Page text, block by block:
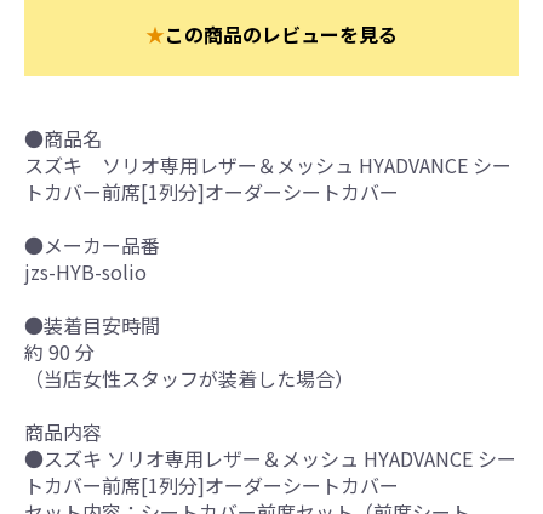
★この商品のレビューを見る
●商品名
スズキ ソリオ専用レザー＆メッシュ HYADVANCE シー
トカバー前席[1列分]オーダーシートカバー
●メーカー品番
jzs-HYB-solio
●装着目安時間
約 90 分
（当店女性スタッフが装着した場合）
商品内容
●スズキ ソリオ専用レザー＆メッシュ HYADVANCE シー
トカバー前席[1列分]オーダーシートカバー